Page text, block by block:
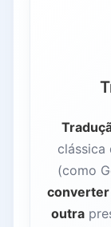
clássica
(como
converter
outra